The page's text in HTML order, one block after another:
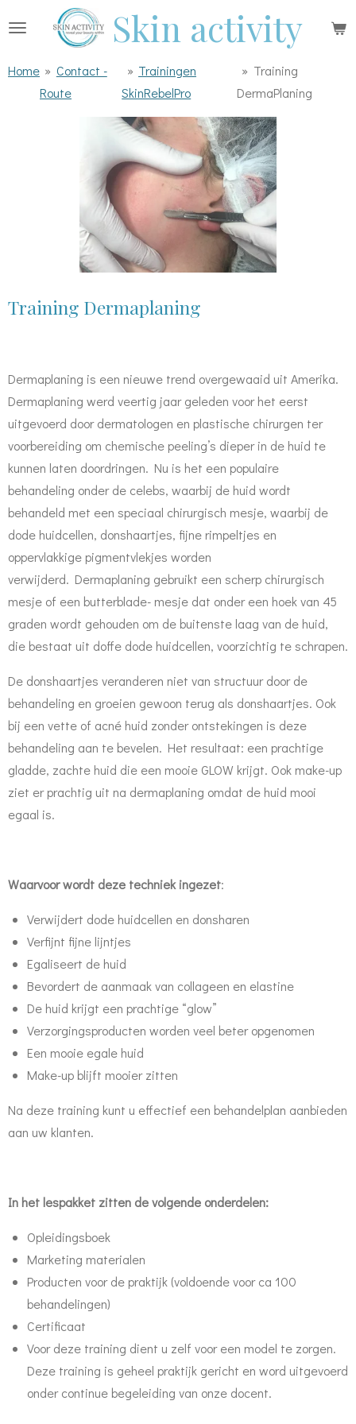
Skin activity
Home » Contact -
Route
» Trainingen
SkinRebelPro
» Training
DermaPlaning
Training Dermaplaning
Dermaplaning is een nieuwe trend overgewaaid uit Amerika.
Dermaplaning werd veertig jaar geleden voor het eerst
uitgevoerd door dermatologen en plastische chirurgen ter
voorbereiding om chemische peeling’s dieper in de huid te
kunnen laten doordringen. Nu is het een populaire
behandeling onder de celebs, waarbij de huid wordt
behandeld met een speciaal chirurgisch mesje, waarbij de
dode huidcellen, donshaartjes, fijne rimpeltjes en
oppervlakkige pigmentvlekjes worden
verwijderd. Dermaplaning gebruikt een scherp chirurgisch
mesje of een butterblade- mesje dat onder een hoek van 45
graden wordt gehouden om de buitenste laag van de huid,
die bestaat uit doffe dode huidcellen, voorzichtig te schrapen.
De donshaartjes veranderen niet van structuur door de
behandeling en groeien gewoon terug als donshaartjes. Ook
bij een vette of acné huid zonder ontstekingen is deze
behandeling aan te bevelen. Het resultaat: een prachtige
gladde, zachte huid die een mooie GLOW krijgt. Ook make-up
ziet er prachtig uit na dermaplaning omdat de huid mooi
egaal is.
Waarvoor wordt deze techniek ingezet:
Verwijdert dode huidcellen en donsharen
Verfijnt fijne lijntjes
Egaliseert de huid
Bevordert de aanmaak van collageen en elastine
De huid krijgt een prachtige “glow”
Verzorgingsproducten worden veel beter opgenomen
Een mooie egale huid
Make-up blijft mooier zitten
Na deze training kunt u effectief een behandelplan aanbieden
aan uw klanten.
In het lespakket zitten de volgende onderdelen:
Opleidingsboek
Marketing materialen
Producten voor de praktijk (voldoende voor ca 100
behandelingen)
Certificaat
Voor deze training dient u zelf voor een model te zorgen.
Deze training is geheel praktijk gericht en word uitgevoerd
onder continue begeleiding van onze docent.